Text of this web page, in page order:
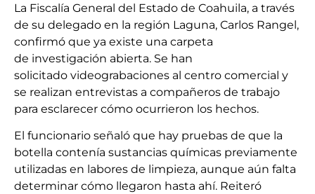
La Fiscalía General del Estado de Coahuila, a través
de su delegado en la región Laguna, Carlos Rangel,
confirmó que ya existe una carpeta
de investigación abierta. Se han
solicitado videograbaciones al centro comercial y
se realizan entrevistas a compañeros de trabajo
para esclarecer cómo ocurrieron los hechos.
El funcionario señaló que hay pruebas de que la
botella contenía sustancias químicas previamente
utilizadas en labores de limpieza, aunque aún falta
determinar cómo llegaron hasta ahí. Reiteró